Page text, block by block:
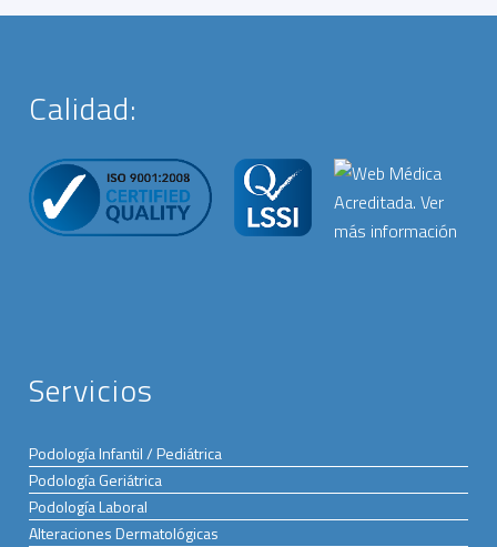
Calidad:
Servicios
Podología Infantil / Pediátrica
Podología Geriátrica
Podología Laboral
Alteraciones Dermatológicas